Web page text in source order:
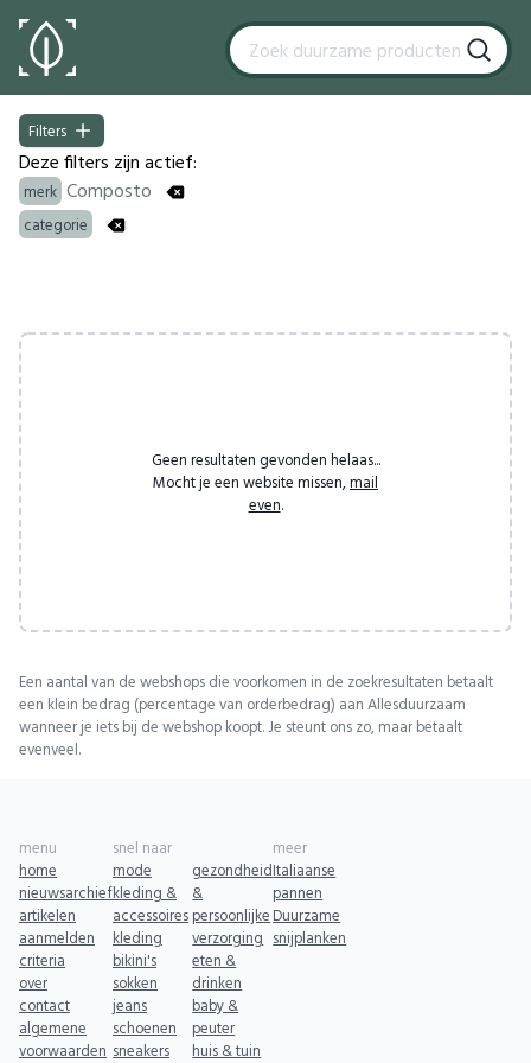
Filters
Filters
Deze filters zijn actief:
merk Composto
categorie
Geen resultaten gevonden helaas...
Mocht je een website missen, mail
even.
Een aantal van de webshops die voorkomen in de zoekresultaten betaalt
een klein bedrag (percentage van orderbedrag) aan Allesduurzaam
wanneer je iets bij de webshop koopt. Je steunt ons zo, maar betaalt
evenveel.
menu
home
nieuwsarchief
artikelen
aanmelden
criteria
over
contact
algemene
voorwaarden
snel naar
mode
kleding &
accessoires
kleding
bikini's
sokken
jeans
schoenen
sneakers
gezondheid
&
persoonlijke
verzorging
eten &
drinken
baby &
peuter
huis & tuin
meer
Italiaanse
pannen
Duurzame
snijplanken